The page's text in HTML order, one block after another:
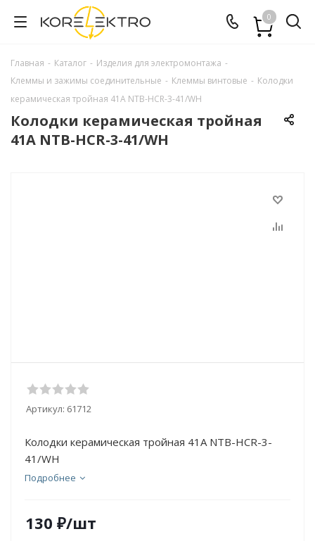
0
Главная - Каталог - Изделия для электромонтажа -
Клеммы и зажимы соединительные - Клеммы винтовые - Колодки
керамическая тройная 41А NTB-HCR-3-41/WH
Колодки керамическая тройная
41А NTB-HCR-3-41/WH
Артикул: 61712
Колодки керамическая тройная 41А NTB-HCR-3-
41/WH
Подробнее
130 ₽/шт